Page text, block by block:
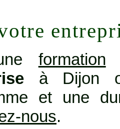
formation
à Dijon
et une
nous.